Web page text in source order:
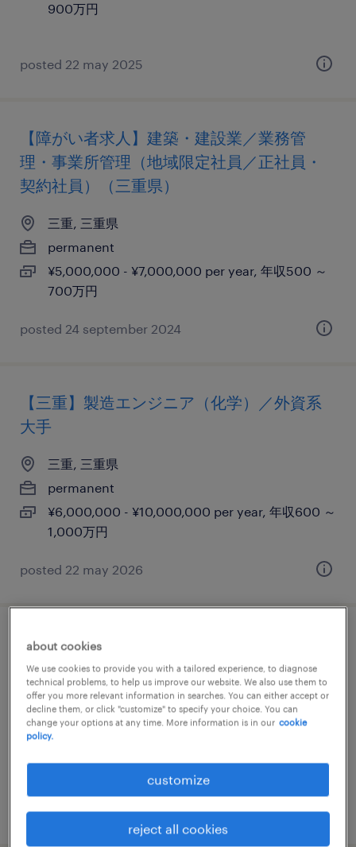
900万円
posted 22 may 2025
【障がい者求人】建築・建設業／業務管
理・事業所管理（地域限定社員／正社員・
契約社員）（三重県）
三重, 三重県
permanent
¥5,000,000 - ¥7,000,000 per year, 年収500 ～
700万円
posted 24 september 2024
【三重】製造エンジニア（化学）／外資系
大手
三重, 三重県
permanent
¥6,000,000 - ¥10,000,000 per year, 年収600 ～
1,000万円
posted 22 may 2026
【三重】生産技術・製造（オープンポジシ
ョン）
三重, 三重県
permanent
posted 15 may 2026
about cookies
We use cookies to provide you with a tailored experience, to diagnose
technical problems, to help us improve our website. We also use them to
offer you more relevant information in searches. You can either accept or
decline them, or click "customize" to specify your choice. You can
change your options at any time. More information is in our cookie
policy.
customize
reject all cookies